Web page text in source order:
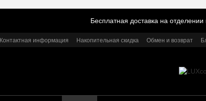
Бесплатная доставка на
Контактная информация Накопительная скидка Обмен и возврат